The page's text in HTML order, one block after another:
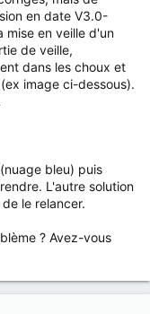
en date V3.0-
mise en veille d'un
de veille,
dans les choux et
image ci-dessous).
bleu) puis
L'autre solution
le relancer.
? Avez-vous